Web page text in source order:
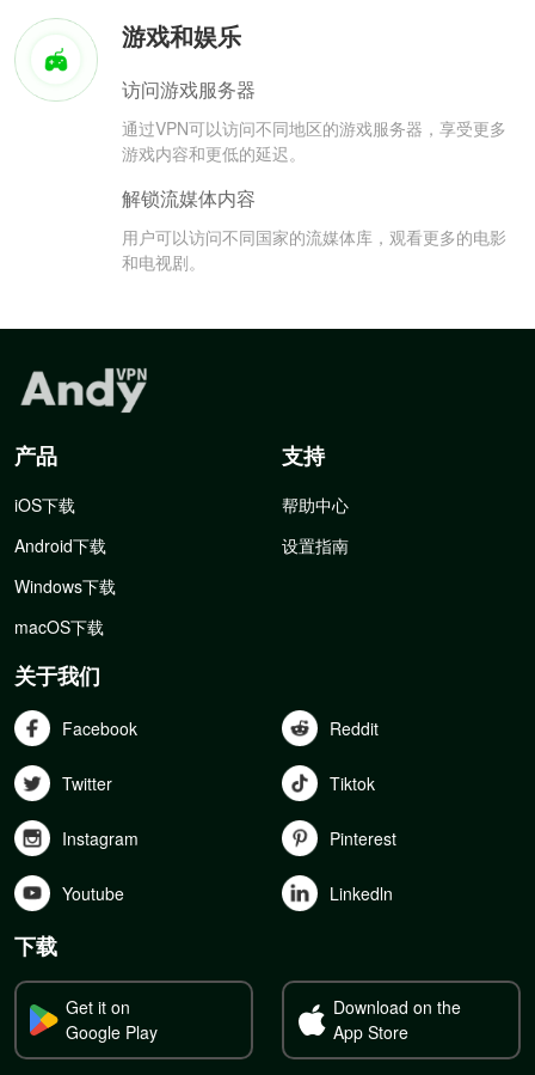
游戏和娱乐
访问游戏服务器
通过VPN可以访问不同地区的游戏服务器，享受更多
游戏内容和更低的延迟。
解锁流媒体内容
用户可以访问不同国家的流媒体库，观看更多的电影
和电视剧。
产品
iOS下载
Android下载
Windows下载
macOS下载
支持
帮助中心
设置指南
关于我们
Facebook Reddit
Twitter Tiktok
Instagram Pinterest
Youtube Linkedln
下载
Get it on
Google Play
Download on the
App Store